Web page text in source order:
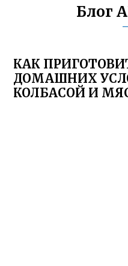
Блог
КАК
ДОМАШНИХ
КОЛБАСОЙ И